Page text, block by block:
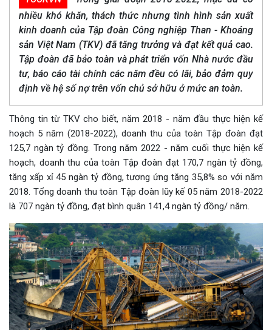
nhiều khó khăn, thách thức nhưng tình hình sản xuất
kinh doanh của Tập đoàn Công nghiệp Than - Khoáng
sản Việt Nam (TKV) đã tăng trưởng và đạt kết quả cao.
Tập đoàn đã bảo toàn và phát triển vốn Nhà nước đầu
tư, báo cáo tài chính các năm đều có lãi, bảo đảm quy
định về hệ số nợ trên vốn chủ sở hữu ở mức an toàn.
Thông tin từ TKV cho biết, năm 2018 - năm đầu thực hiện kế
hoạch 5 năm (2018-2022), doanh thu của toàn Tập đoàn đạt
125,7 ngàn tỷ đồng. Trong năm 2022 - năm cuối thực hiện kế
hoạch, doanh thu của toàn Tập đoàn đạt 170,7 ngàn tỷ đồng,
tăng xấp xỉ 45 ngàn tỷ đồng, tương ứng tăng 35,8% so với năm
2018. Tổng doanh thu toàn Tập đoàn lũy kế 05 năm 2018-2022
là 707 ngàn tỷ đồng, đạt bình quân 141,4 ngàn tỷ đồng/ năm.